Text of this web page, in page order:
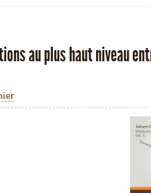
au plus haut niveau